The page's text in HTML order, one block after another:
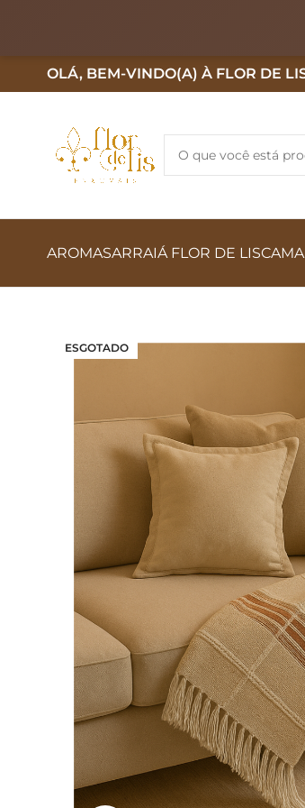
OLÁ, BEM-VINDO(A) À FLOR DE
AROMASARRAIÁ FLOR DE LIS
ESGOTADO